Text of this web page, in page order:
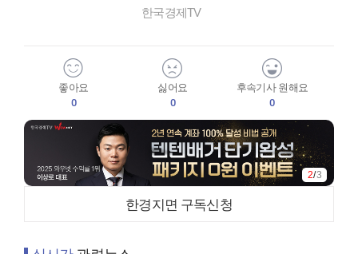
한국경제TV
좋아요
0
싫어요
0
후속기사 원해요
0
2/3
한경지면 구독신청